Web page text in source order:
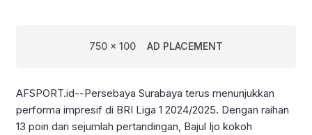
750 x 100 AD PLACEMENT
AFSPORT.id--Persebaya Surabaya terus menunjukkan
performa impresif di BRI Liga 1 2024/2025. Dengan raihan
13 poin dari sejumlah pertandingan, Bajul Ijo kokoh